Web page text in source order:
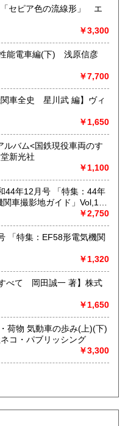
状態確認及びご注文には
べての方にメールでのお
談)致します。
古書一般（その他）
セピア色の流線形」 エ
￥3,300
性能電車編(下) 浅原信彦
￥7,700
関車全史 星川武 編】ヴィ
￥1,650
バム<国鉄現役車両のす
新光社
￥1,100
44年12月号 「特集：44年
車撮影地ガイド」Vol,19
￥2,750
「特集：EF58形電気機関
￥1,320
べて 岡田誠一 著】株式
￥1,650
荷物 気動車の歩み(上)(下)
コ・パブリッシング
￥3,300